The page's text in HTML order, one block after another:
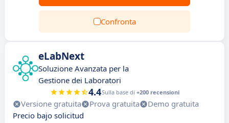
Confronta
eLabNext
Soluzione Avanzata per la
Gestione dei Laboratori
4.4Sulla base di +200 recensioni
Versione gratuita Prova gratuita
Demo gratuita
Precio bajo solicitud